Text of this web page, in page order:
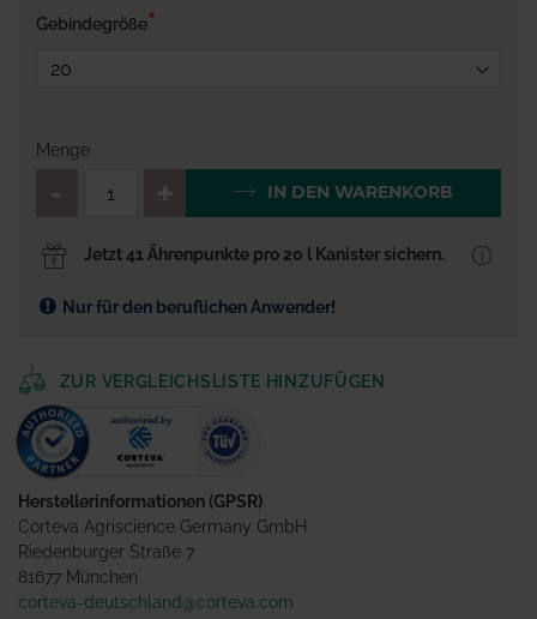
Gebindegröße
Menge
QTY_CONTROL_DECREASE
IN DEN WARENKORB
Jetzt 41 Ährenpunkte pro 20 l Kanister sichern.
Nur für den beruflichen Anwender!
ZUR VERGLEICHSLISTE HINZUFÜGEN
Herstellerinformationen (GPSR)
Corteva Agriscience Germany GmbH
Riedenburger Straße 7
81677 München
corteva-deutschland@corteva.com